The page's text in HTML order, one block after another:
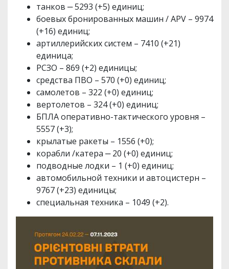
танков ‒ 5293 (+5) единиц;
боевых бронированных машин / APV – 9974
(+16) единиц;
артиллерийских систем – 7410 (+21)
единица;
РСЗО – 869 (+2) единицы;
средства ПВО – 570 (+0) единиц;
самолетов – 322 (+0) единиц;
вертолетов – 324 (+0) единиц;
БПЛА оперативно-тактического уровня –
5557 (+3);
крылатые ракеты – 1556 (+0);
корабли /катера ‒ 20 (+0) единиц;
подводные лодки – 1 (+0) единиц;
автомобильной техники и автоцистерн –
9767 (+23) единицы;
специальная техника – 1049 (+2).